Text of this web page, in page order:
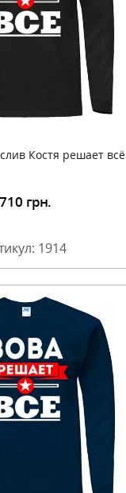
Костя решает всё
710 грн.
1914
Подробнее